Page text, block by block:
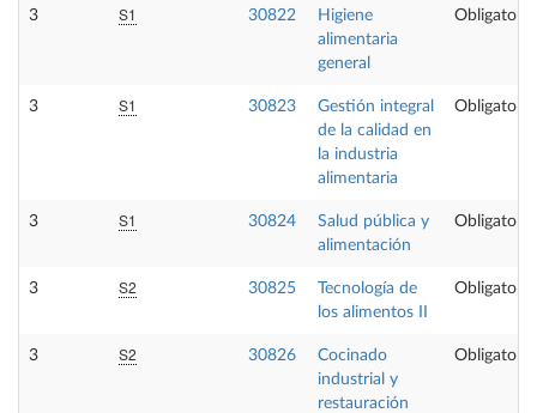
3 S1 30822
Higiene
alimentaria
general
Obligatoria
3 S1 30823
Gestión integral
de la calidad en
la industria
alimentaria
Obligatoria
3 S1 30824
Salud pública y
alimentación
Obligatoria
3 S2 30825
Tecnología de
los alimentos II
Obligatoria
3 S2 30826
Cocinado
industrial y
restauración
Obligatoria